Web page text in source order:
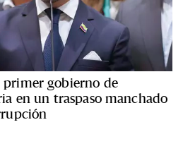
gobierno de
en un traspaso manchado